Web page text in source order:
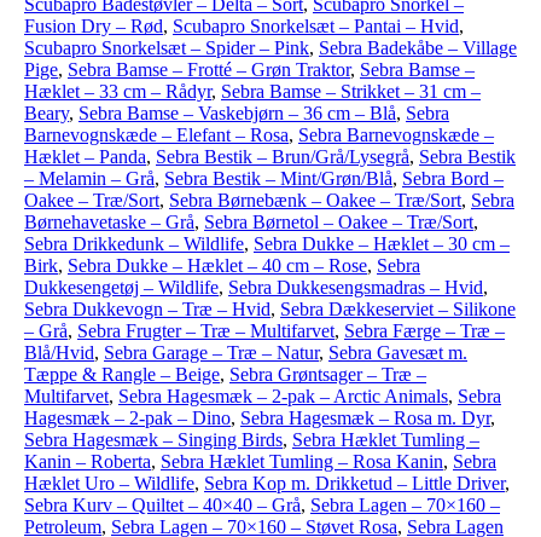
Scubapro Badestøvler – Delta – Sort, Scubapro Snorkel –
Fusion Dry – Rød, Scubapro Snorkelsæt – Pantai – Hvid,
Scubapro Snorkelsæt – Spider – Pink, Sebra Badekåbe – Village
Pige, Sebra Bamse – Frotté – Grøn Traktor, Sebra Bamse –
Hæklet – 33 cm – Rådyr, Sebra Bamse – Strikket – 31 cm –
Beary, Sebra Bamse – Vaskebjørn – 36 cm – Blå, Sebra
Barnevognskæde – Elefant – Rosa, Sebra Barnevognskæde –
Hæklet – Panda, Sebra Bestik – Brun/Grå/Lysegrå, Sebra Bestik
– Melamin – Grå, Sebra Bestik – Mint/Grøn/Blå, Sebra Bord –
Oakee – Træ/Sort, Sebra Børnebænk – Oakee – Træ/Sort, Sebra
Børnehavetaske – Grå, Sebra Børnetol – Oakee – Træ/Sort,
Sebra Drikkedunk – Wildlife, Sebra Dukke – Hæklet – 30 cm –
Birk, Sebra Dukke – Hæklet – 40 cm – Rose, Sebra
Dukkesengetøj – Wildlife, Sebra Dukkesengsmadras – Hvid,
Sebra Dukkevogn – Træ – Hvid, Sebra Dækkeserviet – Silikone
– Grå, Sebra Frugter – Træ – Multifarvet, Sebra Færge – Træ –
Blå/Hvid, Sebra Garage – Træ – Natur, Sebra Gavesæt m.
Tæppe & Rangle – Beige, Sebra Grøntsager – Træ –
Multifarvet, Sebra Hagesmæk – 2-pak – Arctic Animals, Sebra
Hagesmæk – 2-pak – Dino, Sebra Hagesmæk – Rosa m. Dyr,
Sebra Hagesmæk – Singing Birds, Sebra Hæklet Tumling –
Kanin – Roberta, Sebra Hæklet Tumling – Rosa Kanin, Sebra
Hæklet Uro – Wildlife, Sebra Kop m. Drikketud – Little Driver,
Sebra Kurv – Quiltet – 40×40 – Grå, Sebra Lagen – 70×160 –
Petroleum, Sebra Lagen – 70×160 – Støvet Rosa, Sebra Lagen